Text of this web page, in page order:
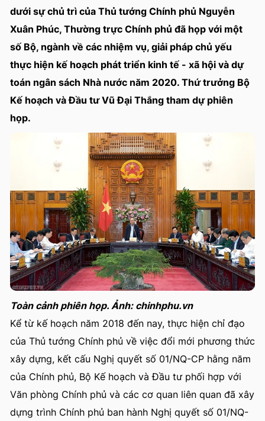
dưới sự chủ trì của Thủ tướng Chính phủ Nguyễn
Xuân Phúc, Thường trực Chính phủ đã họp với một
số Bộ, ngành về các nhiệm vụ, giải pháp chủ yếu
thực hiện kế hoạch phát triển kinh tế - xã hội và dự
toán ngân sách Nhà nước năm 2020. Thứ trưởng Bộ
Kế hoạch và Đầu tư Vũ Đại Thắng tham dự phiên
họp.
Toàn cảnh phiên họp. Ảnh: chinhphu.vn
Kể từ kế hoạch năm 2018 đến nay, thực hiện chỉ đạo
của Thủ tướng Chính phủ về việc đổi mới phương thức
xây dựng, kết cấu Nghị quyết số 01/NQ-CP hằng năm
của Chính phủ, Bộ Kế hoạch và Đầu tư phối hợp với
Văn phòng Chính phủ và các cơ quan liên quan đã xây
dựng trình Chính phủ ban hành Nghị quyết số 01/NQ-